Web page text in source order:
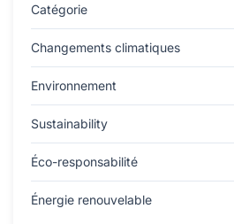
Catégorie
Changements climatiques
Environnement
Sustainability
Éco-responsabilité
Énergie renouvelable